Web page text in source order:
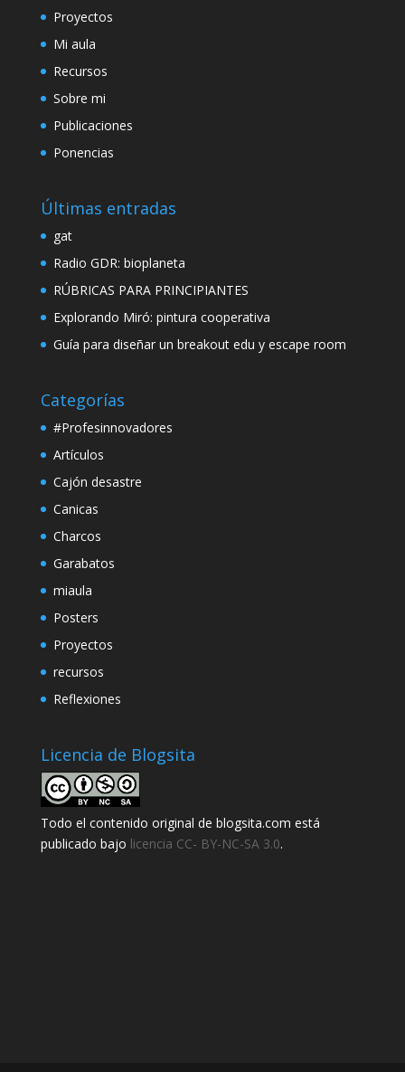
Proyectos
Mi aula
Recursos
Sobre mi
Publicaciones
Ponencias
Últimas entradas
gat
Radio GDR: bioplaneta
RÚBRICAS PARA PRINCIPIANTES
Explorando Miró: pintura cooperativa
Guía para diseñar un breakout edu y escape room
Categorías
#Profesinnovadores
Artículos
Cajón desastre
Canicas
Charcos
Garabatos
miaula
Posters
Proyectos
recursos
Reflexiones
Licencia de Blogsita
Todo el contenido original de blogsita.com está
publicado bajo licencia CC- BY-NC-SA 3.0.